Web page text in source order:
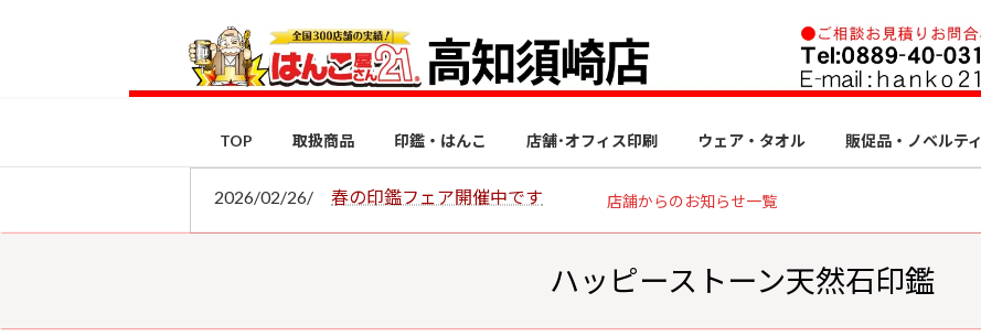
ス
ン
TOP 取扱商品 印鑑・はんこ 店舗･オフィス印刷 ウェア・タオル 販促品・ノベルティ
2026/02/26/ 春の印鑑フェア開催中です 店舗からのお知らせ一覧
ハッピーストーン天然石印鑑